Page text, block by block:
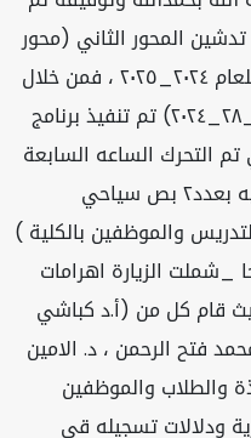
صباح هذا اليوم الثلاثاء ٢١/٥/٢٠٢٤ تدشين المحور الثاني (محور
الثقافه) لخطه مركز ابحاث التراث للعام ٢٠٢٤_٢٠٢٥ ، فمن خلال
فعاليات اسبوع التراث الثقافي(٢١_٢٨_٢٠٢٤) تم تنفيذ برنامج
تم التحرك الساعه السابعة
والنصف صباحا من أمام بوابة الكليه بعدد٢ بص سياحي
والموظفين بالكلية )
١١ونصف صباحا _شملت الزيارة اهرامات
قام كل من (أ.د كباشي
فتح الرحمن ، د. الامين
والطلاب والموظفين
ودلالات تسجيله قي